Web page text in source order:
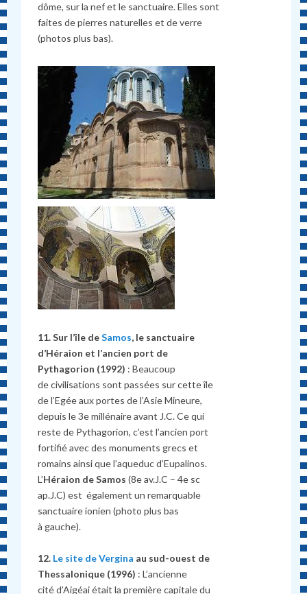
dôme, sur la nef et le sanctuaire. Elles sont
faites de pierres naturelles et de verre
(photos plus bas).
11. Sur l’île deSamos, le sanctuaire
d’Héraion et l’ancien port de
Pythagorion (1992) : Beaucoup
de civilisations sont passées sur cette île
de l’Egée aux portes de l’Asie Mineure,
depuis le 3e millénaire avant J.C. Ce qui
reste de Pythagorion, c’est l’ancien port
fortifié avec des monuments grecs et
romains ainsi que l’aqueduc d’Eupalinos.
L’Héraion de Samos (8e av.J.C – 4e sc
ap.J.C) est également un remarquable
sanctuaire ionien (photo plus bas
à gauche).
12. Le site de Vergina au sud-ouest de
Thessalonique (1996) : L’ancienne
cité d’Aigéai était la première capitale du